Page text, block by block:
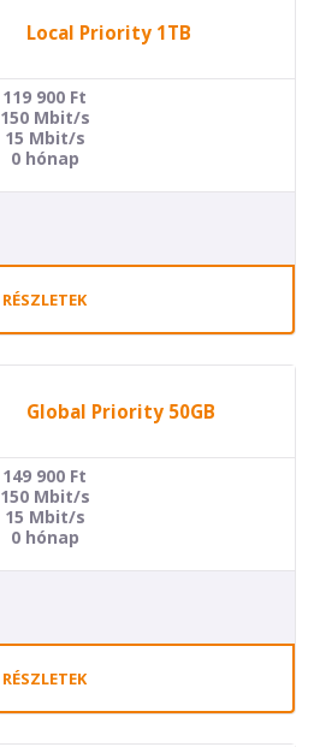
Local Priority 1TB
119 900 Ft
150 Mbit/s
15 Mbit/s
0 hónap
RÉSZLETEK
Global Priority 50GB
149 900 Ft
150 Mbit/s
15 Mbit/s
0 hónap
RÉSZLETEK